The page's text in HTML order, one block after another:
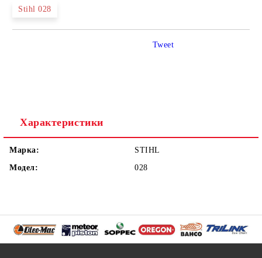
Stihl 028
Tweet
Характеристики
Марка:
STIHL
Модел:
028